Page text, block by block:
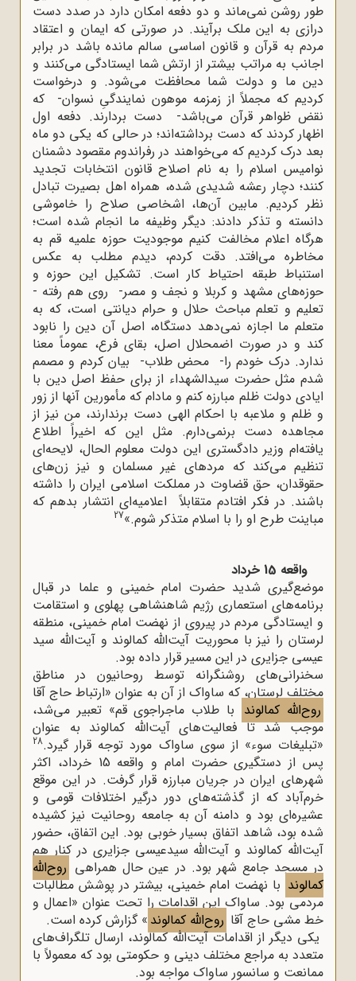
طور روشن نمى‌ماند و دو دفعه امکان دارد در صدد دست
درازى به این ملک برآیند. در صورتى که ایمان و اعتقاد
مردم به قرآن و قانون اساسى سالم مانده باشد در برابر
اجانب به مراتب بیشتر از ارتش شما ایستادگى مى‌کنند و
دین ما و دولت شما محافظت مى‌شود. و درخواست
کردیم که مجملاً از زمزمه موهون نمایندگىِ نسوان- که
نقض ظواهر قرآن مى‌باشد- دست بردارند. دفعه اول
اظهار کردند که دست برداشته‌اند؛ در حالى که یکى دو ماه
بعد درک کردیم که مى‌خواهند در رفراندوم مقصود دشمنان
نوامیس اسلام را به نام اصلاح قانون انتخابات تجدید
کنند؛ دچار رعشه شدیدى شده، همراه اهل بصیرت تبادل
نظر کردیم. مابین آن‌ها، اشخاصى صلاح را خاموشى
دانسته و تذکر دادند: دیگر وظیفه ما انجام شده است؛
هرگاه اعلام مخالفت کنیم موجودیت حوزه علمیه قم به
مخاطره مى‌افتد. دقت کردم، دیدم مطلب به عکس
استنباط طبقه احتیاط کار است. تشکیل این حوزه و
حوزه‌هاى مشهد و کربلا و نجف و مصر- روى هم رفته -
تعلیم و تعلم مباحث حلال و حرام دیانتى است، که به
متعلم ما اجازه نمى‌دهد دستگاه، اصل آن دین را نابود
کند و در صورت اضمحلال اصل، بقاى فرع، عموماً معنا
ندارد. درک خودم را- محض طلاب- بیان کردم و مصمم
شدم مثل حضرت سیدالشهداء از براى حفظ اصل دین با
ایادى دولت ظلم مبارزه کنم و مادام که مأمورین آنها از زور
و ظلم و ملاعبه با احکام الهى دست برندارند، من نیز از
مجاهده دست برنمى‌دارم. مثل این که اخیراً اطلاع
یافته‌ام وزیر دادگسترى این دولت معلوم الحال، لایحه‌اى
تنظیم مى‌کند که مردهاى غیر مسلمان و نیز زن‌هاى
حقوقدان، حق قضاوت در مملکت اسلامى ایران را داشته
باشند. در فکر افتادم متقابلاً اعلامیه‌اى انتشار بدهم که
مباینت طرح او را با اسلام متذکر شوم.»27
واقعه 15 خرداد
موضع‌گیری شدید حضرت امام خمینی و علما در قبال
برنامه‌های استعماری رژیم شاهنشاهی پهلوی و استقامت
و ایستادگی مردم در پیروی از نهضت امام خمینی، منطقه
لرستان را نیز با محوریت آیت‌الله کمالوند و آیت‌الله سید
عیسی جزایری در این مسیر قرار داده بود.
سخنرانی‌های روشنگرانه توسط روحانیون در مناطق
مختلف لرستان، که ساواک از آن به عنوان «ارتباط حاج آقا
روح‌الله کمالوند با طلاب ماجراجوی قم» تعبیر می‌شد،
موجب شد تا فعالیت‌های آیت‌الله کمالوند به عنوان
«تبلیغات سوء» از سوی ساواک مورد توجه قرار گیرد.28
پس از دستگیری حضرت امام و واقعه 15 خرداد، اکثر
شهرهای ایران در جریان مبارزه قرار گرفت. در این موقع
خرم‌آباد که از گذشته‌های دور درگیر اختلافات قومی و
عشیره‌ای بود و دامنه آن به جامعه روحانیت نیز کشیده
شده بود، شاهد اتفاق بسیار خوبی بود. این اتفاق، حضور
آیت‌الله کمالوند و آیت‌الله سیدعیسی جزایری در کنار هم
در مسجد جامع شهر بود. در عین حال همراهی روح‌الله
کمالوند با نهضت امام خمینی، بیشتر در پوشش مطالبات
مردمی بود. ساواک این اقدامات را تحت عنوان «اعمال و
خط مشی حاج آقا روح‌الله کمالوند » گزارش کرده است.
یکی دیگر از اقدامات آیت‌الله کمالوند، ارسال تلگراف‌های
متعدد به مراجع مختلف دینی و حکومتی بود که معمولاً با
ممانعت و سانسور ساواک مواجه بود.